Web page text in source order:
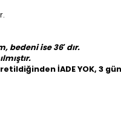
bedeni ise 36′ dır.
İADE YOK, 3